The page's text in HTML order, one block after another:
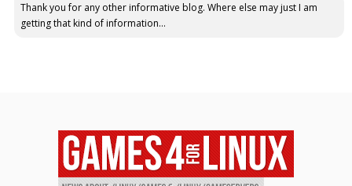
Thank you for any other informative blog. Where else may just I am
getting that kind of information...